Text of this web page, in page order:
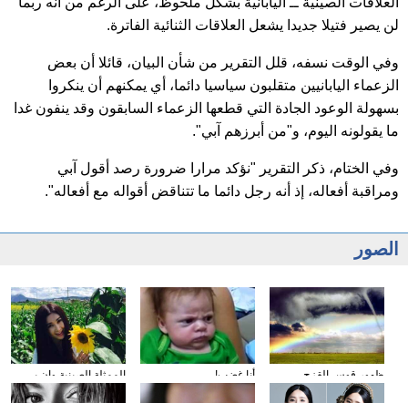
لن يصير فتيلا جديدا يشعل العلاقات الثنائية الفاترة.
وفي الوقت نسفه، قلل التقرير من شأن البيان، قائلا أن بعض
الزعماء اليابانيين متقلبون سياسيا دائما، أي يمكنهم أن ينكروا
بسهولة الوعود الجادة التي قطعها الزعماء السابقون وقد ينفون غدا
ما يقولونه اليوم، و"من أبرزهم آبي".
وفي الختام، ذكر التقرير "نؤكد مرارا ضرورة رصد أقول آبي
ومراقبة أفعاله، إذ أنه رجل دائما ما تتناقض أقواله مع أفعاله".
الصور
الممثلة الصينية وان بي
شيا تشارك في نشاط
أنا غضب!
ظهور قوس القزح
والاعصار في آن واحد